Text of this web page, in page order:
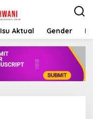
Isu Aktual Gender